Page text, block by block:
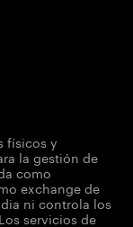
físicos y
la gestión de
como
exchange de
ni controla los
servicios de